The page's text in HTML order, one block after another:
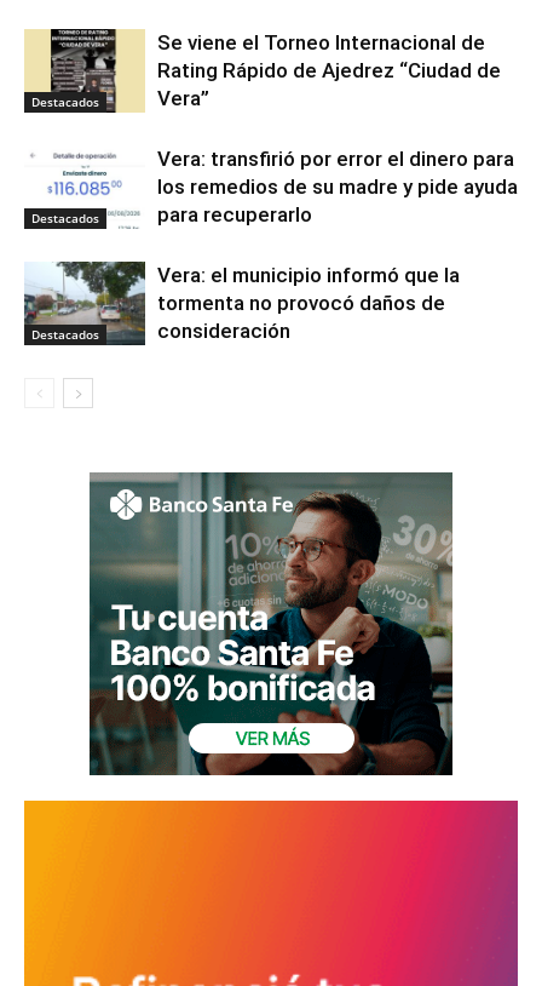
Destacados
Se viene el Torneo Internacional de
Rating Rápido de Ajedrez “Ciudad de
Vera”
Destacados
Vera: transfirió por error el dinero para
los remedios de su madre y pide ayuda
para recuperarlo
Destacados
Vera: el municipio informó que la
tormenta no provocó daños de
consideración